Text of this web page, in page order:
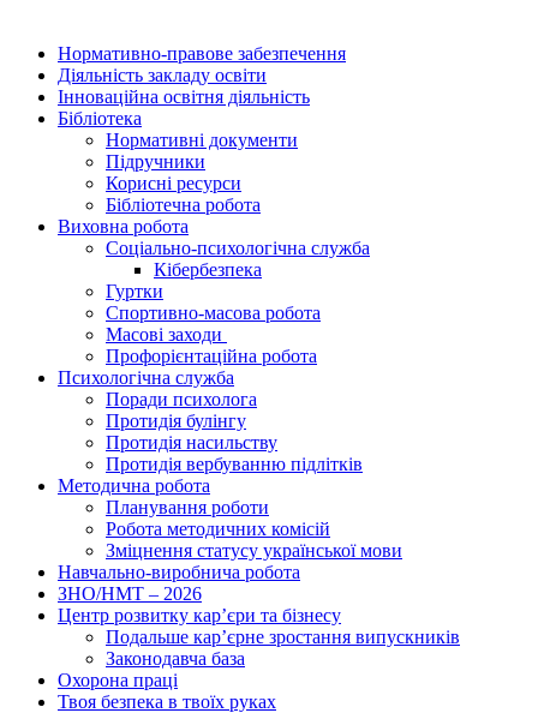
Нормативно-правове забезпечення
Діяльність закладу освіти
Інноваційна освітня діяльність
Бібліотека
Нормативні документи
Підручники
Корисні ресурси
Бібліотечна робота
Виховна робота
Соціально-психологічна служба
Кібербезпека
Гуртки
Спортивно-масова робота
Масові заходи
Профорієнтаційна робота
Психологічна служба
Поради психолога
Протидія булінгу
Протидія насильству
Протидія вербуванню підлітків
Методична робота
Планування роботи
Робота методичних комісій
Зміцнення статусу української мови
Навчально-виробнича робота
ЗНО/НМТ – 2026
Центр розвитку кар’єри та бізнесу
Подальше кар’єрне зростання випускників
Законодавча база
Охорона праці
Твоя безпека в твоїх руках